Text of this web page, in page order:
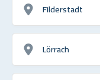
Filderstadt
Lörrach